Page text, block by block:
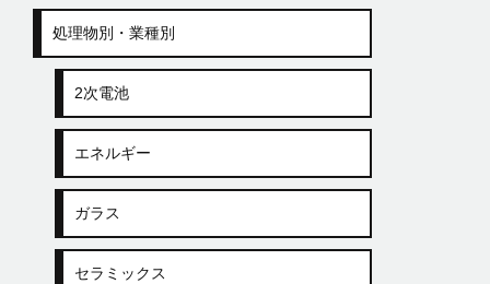
処理物別・業種別
2次電池
エネルギー
ガラス
セラミックス